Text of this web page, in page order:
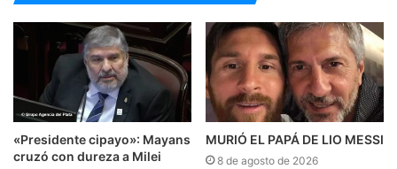
«Presidente cipayo»: Mayans
cruzó con dureza a Milei
MURIÓ EL PAPÁ DE LIO MESSI
8 de agosto de 2026